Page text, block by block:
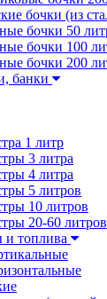
бочки (из
бочки 50
бочки 100
бочки 200
банки
1 литр
3 литра
4 литра
5 литров
10 литров
20-60 литров
и топлива